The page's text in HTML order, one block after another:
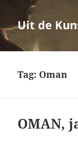
Uit de
Tag: Oman
OMAN,